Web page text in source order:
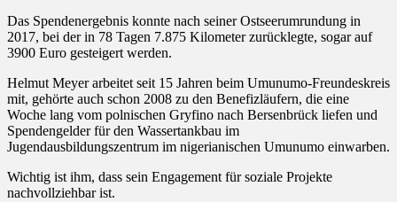
Das Spendenergebnis konnte nach seiner Ostseerumrundung in
2017, bei der in 78 Tagen 7.875 Kilometer zurücklegte, sogar auf
3900 Euro gesteigert werden.
Helmut Meyer arbeitet seit 15 Jahren beim Umunumo-Freundeskreis
mit, gehörte auch schon 2008 zu den Benefizläufern, die eine
Woche lang vom polnischen Gryfino nach Bersenbrück liefen und
Spendengelder für den Wassertankbau im
Jugendausbildungszentrum im nigerianischen Umunumo einwarben.
Wichtig ist ihm, dass sein Engagement für soziale Projekte
nachvollziehbar ist.